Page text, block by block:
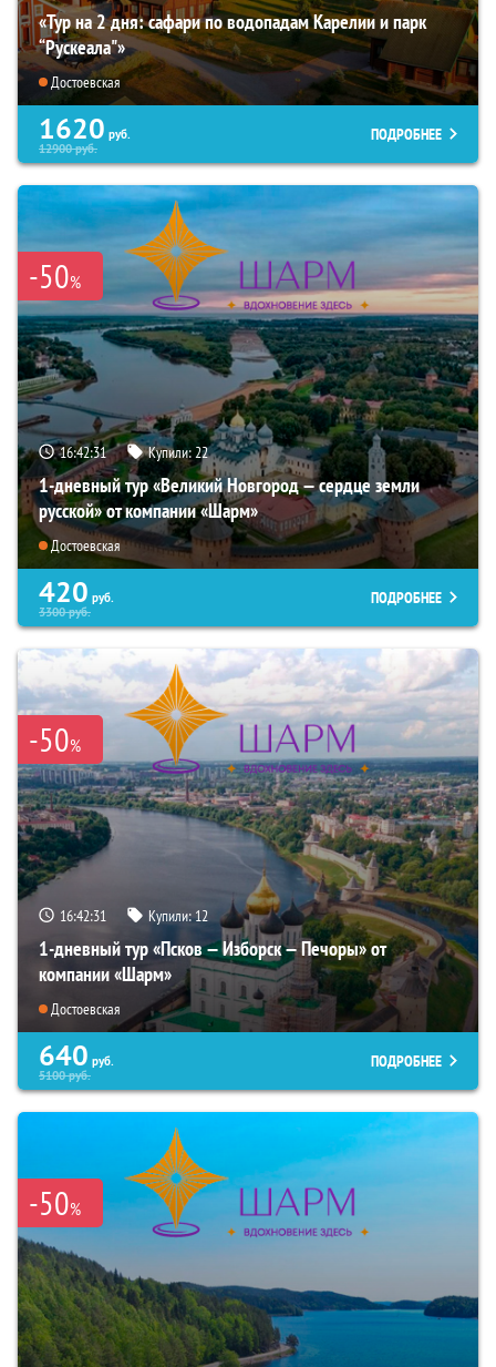
«Тур на 2 дня: сафари по водопадам Карелии и парк
“Рускеала"»
Достоевская
1620 руб.
12900руб.
ПОДРОБНЕЕ
-50%
16:42:30 Купили:22
1-дневный тур «Великий Новгород — сердце земли
русской» от компании «Шарм»
Достоевская
420 руб.
3300руб.
ПОДРОБНЕЕ
-50%
16:42:30 Купили:12
1-дневный тур «Псков — Изборск — Печоры» от
компании «Шарм»
Достоевская
640 руб.
5100руб.
ПОДРОБНЕЕ
-50%